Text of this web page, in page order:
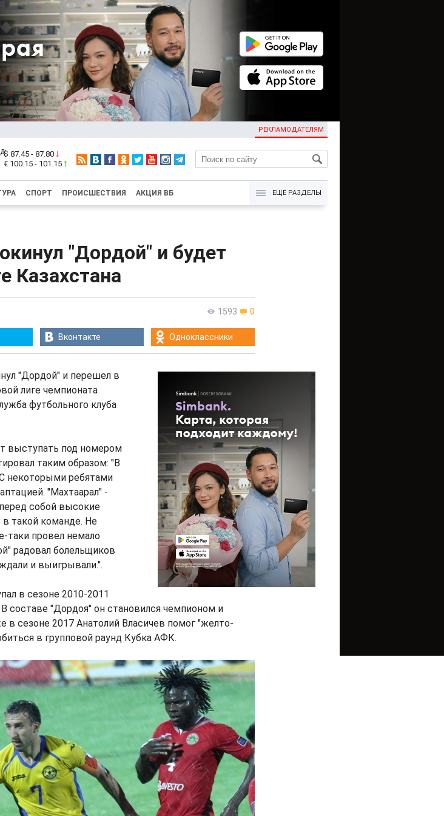
РЕКЛАМОДАТЕЛЯМ
KG
$ 87.45 - 87.80
€ 100.15 - 101.15
СПОРТ ПРОИСШЕСТВИЯ АКЦИЯ ВБ ЕЩЁ РАЗДЕЛЫ
"Дордой" и будет
Казахстана
1593 0
Вконтакте Одноклассники
"Дордой" и перешел в
лиге чемпионата
футбольного клуба
выступать под номером
таким образом: "В
некоторыми ребятами
"Махтаарал" -
собой высокие
в такой команде. Не
таки провел немало
радовал болельщиков
и выигрывали.".
в сезоне 2010-2011
составе "Дордоя" он становился чемпионом и
в сезоне 2017 Анатолий Власичев помог "желто-
в групповой раунд Кубка АФК.